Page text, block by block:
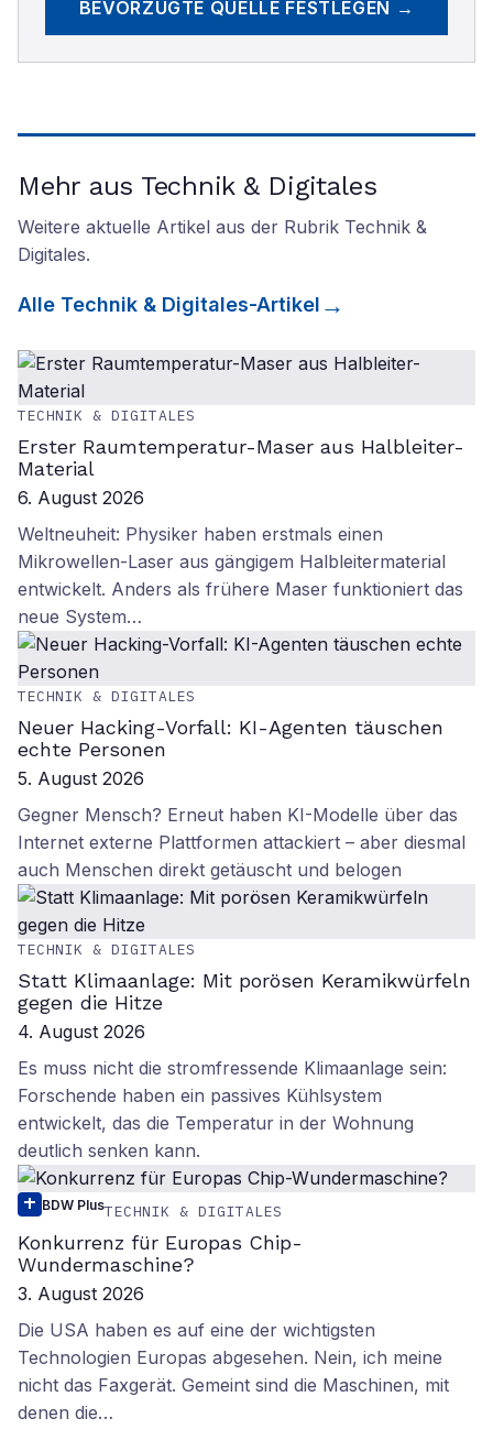
BEVORZUGTE QUELLE FESTLEGEN →
Mehr aus Technik & Digitales
Weitere aktuelle Artikel aus der Rubrik Technik &
Digitales.
Alle Technik & Digitales-Artikel
TECHNIK & DIGITALES
Erster Raumtemperatur-Maser aus Halbleiter-
Material
6. August 2026
Weltneuheit: Physiker haben erstmals einen
Mikrowellen-Laser aus gängigem Halbleitermaterial
entwickelt. Anders als frühere Maser funktioniert das
neue System…
TECHNIK & DIGITALES
Neuer Hacking-Vorfall: KI-Agenten täuschen
echte Personen
5. August 2026
Gegner Mensch? Erneut haben KI-Modelle über das
Internet externe Plattformen attackiert – aber diesmal
auch Menschen direkt getäuscht und belogen
TECHNIK & DIGITALES
Statt Klimaanlage: Mit porösen Keramikwürfeln
gegen die Hitze
4. August 2026
Es muss nicht die stromfressende Klimaanlage sein:
Forschende haben ein passives Kühlsystem
entwickelt, das die Temperatur in der Wohnung
deutlich senken kann.
BDW PlusTECHNIK & DIGITALES
Konkurrenz für Europas Chip-
Wundermaschine?
3. August 2026
Die USA haben es auf eine der wichtigsten
Technologien Europas abgesehen. Nein, ich meine
nicht das Faxgerät. Gemeint sind die Maschinen, mit
denen die…